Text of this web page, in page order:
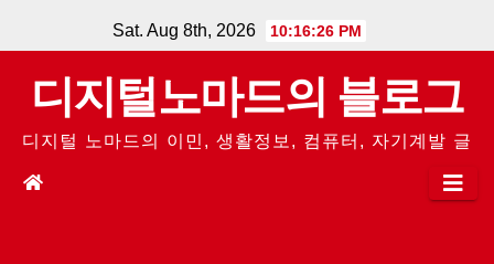
to
content
Sat. Aug 8th, 2026 10:16:26 PM
디지털노마드의 블로그
디지털 노마드의 이민, 생활정보, 컴퓨터, 자기계발 글